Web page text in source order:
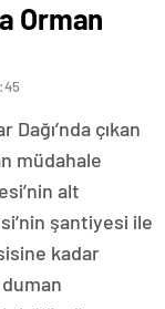
Orman
çıkan
müdahale
alt
şantiyesi ile
kadar